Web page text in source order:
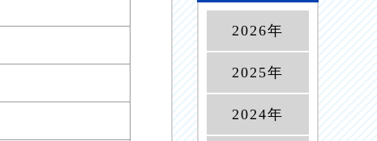
2026年
2025年
2024年